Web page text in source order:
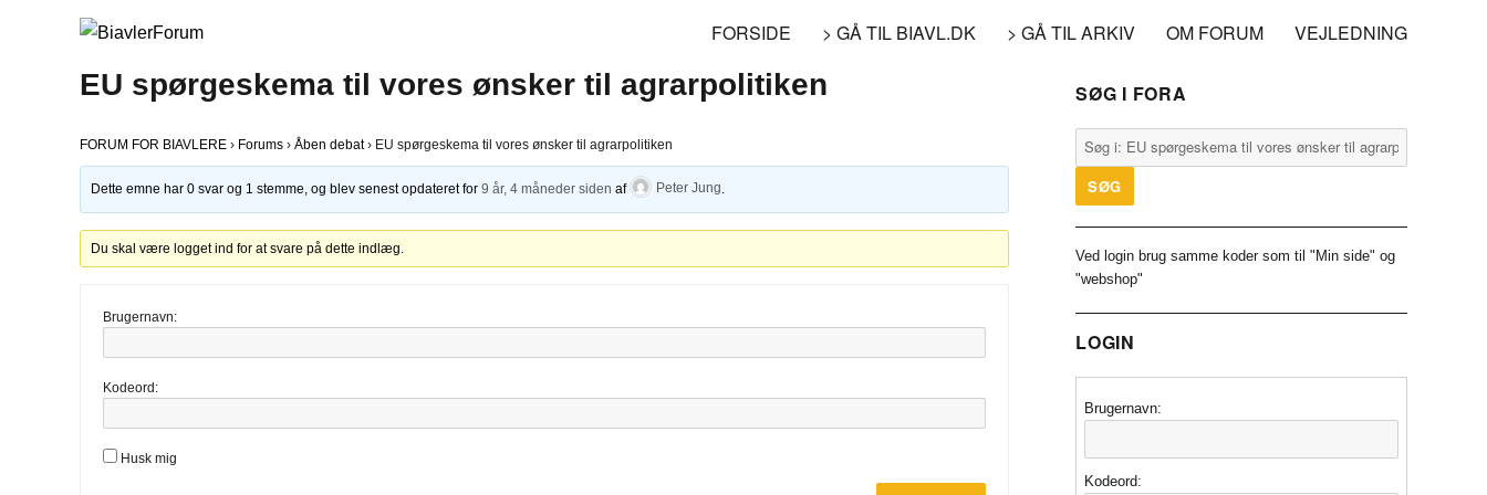
FORSIDE > GÅ TIL BIAVL.DK > GÅ TIL ARKIV OM FORUM VEJLEDNING
EU spørgeskema til vores ønsker til agrarpolitiken
FORUM FOR BIAVLERE › Forums › Åben debat › EU spørgeskema til vores ønsker til agrarpolitiken
Dette emne har 0 svar og 1 stemme, og blev senest opdateret for9 år, 4 måneder siden af Peter Jung
Du skal være logget ind for at svare på dette indlæg.
Brugernavn:
Kodeord:
Husk mig
SØG I FORA
Ved login brug samme koder som til "Min side" og
"webshop"
LOGIN
Brugernavn:
Kodeord: